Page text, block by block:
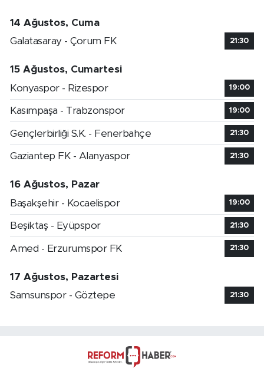
14 Ağustos, Cuma
Galatasaray - Çorum FK
21:30
15 Ağustos, Cumartesi
Konyaspor - Rizespor
19:00
Kasımpaşa - Trabzonspor 19:00
Gençlerbirliği S.K. - Fenerbahçe 21:30
Gaziantep FK - Alanyaspor 21:30
16 Ağustos, Pazar
Başakşehir - Kocaelispor
19:00
Beşiktaş - Eyüpspor 21:30
Amed - Erzurumspor FK 21:30
17 Ağustos, Pazartesi
Samsunspor - Göztepe
21:30